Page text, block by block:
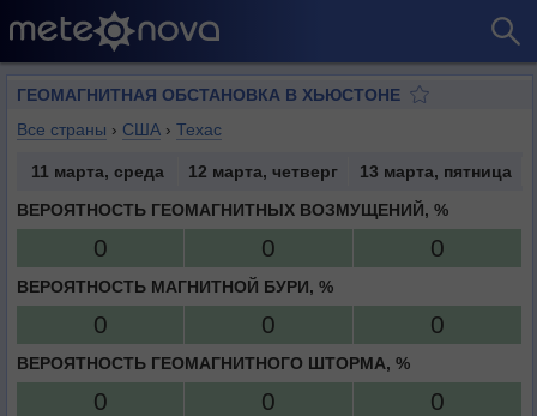
ГЕОМАГНИТНАЯ ОБСТАНОВКА В ХЬЮСТОНЕ
Все страны › США › Техас
11 марта, среда 12 марта, четверг
13 марта, пятница
ВЕРОЯТНОСТЬ ГЕОМАГНИТНЫХ ВОЗМУЩЕНИЙ, %
0 0 0
ВЕРОЯТНОСТЬ МАГНИТНОЙ БУРИ, %
0 0 0
ВЕРОЯТНОСТЬ ГЕОМАГНИТНОГО ШТОРМА, %
0 0 0